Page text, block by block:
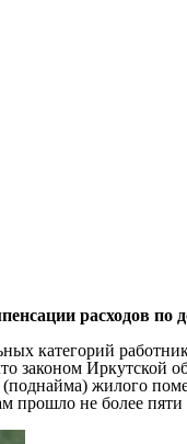
расходов
категорий
Иркутской
жилого
не более пяти